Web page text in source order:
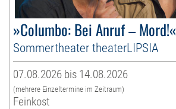
»Columbo: Bei Anruf – Mord!«
Sommertheater theaterLIPSIA
07.08.2026 bis 14.08.2026
(mehrere Einzeltermine im Zeitraum)
Feinkost